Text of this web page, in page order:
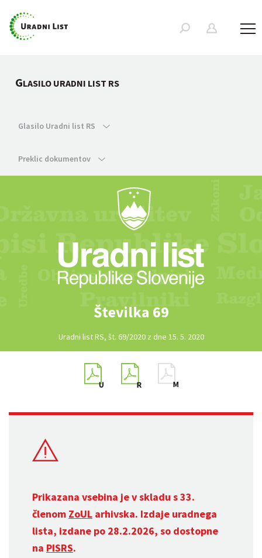
GLASILO URADNI LIST RS
Glasilo Uradni list RS
Preklic dokumentov
Številka 69
Uradni list RS, št. 69/2020 z dne 15. 5. 2020
Prikazana vsebina je v skladu s 33.
členom ZoUL arhivska. Izdaje uradnega
lista, izdane po 28.2.2026, so dostopne
na PISRS.